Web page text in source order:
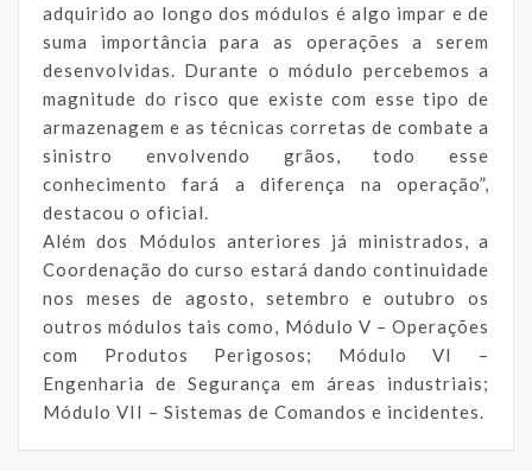
adquirido ao longo dos módulos é algo impar e de
suma importância para as operações a serem
desenvolvidas. Durante o módulo percebemos a
magnitude do risco que existe com esse tipo de
armazenagem e as técnicas corretas de combate a
sinistro envolvendo grãos, todo esse
conhecimento fará a diferença na operação”,
destacou o oficial.
Além dos Módulos anteriores já ministrados, a
Coordenação do curso estará dando continuidade
nos meses de agosto, setembro e outubro os
outros módulos tais como, Módulo V – Operações
com Produtos Perigosos; Módulo VI –
Engenharia de Segurança em áreas industriais;
Módulo VII – Sistemas de Comandos e incidentes.